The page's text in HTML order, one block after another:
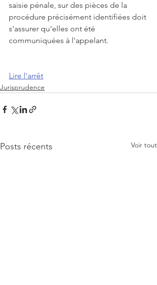
saisie pénale, sur des pièces de la
procédure précisément identifiées doit
s'assurer qu'elles ont été
communiquées à l'appelant.
Lire l'arrêt
Jurisprudence
Posts récents Voir tout